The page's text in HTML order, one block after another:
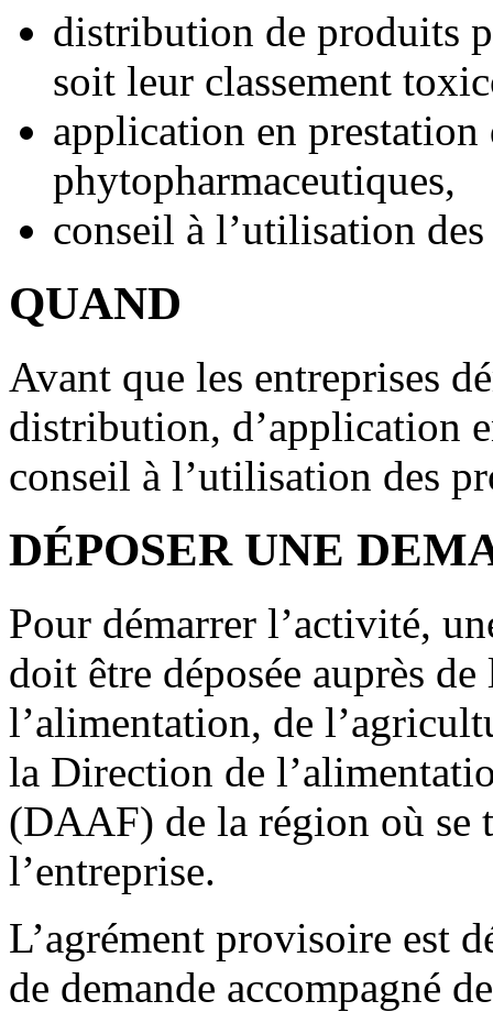
distribution de produits
soit leur classement
application en
phytopharmaceutiques,
conseil à l’utilisation
QUAND
Avant que les entreprises
distribution, d’application
conseil à l’utilisation des
DÉPOSER UNE
Pour démarrer l’activité,
doit être déposée auprès
l’alimentation, de
la Direction de
(DAAF) de la région où se
l’entreprise.
L’agrément provisoire est
de demande accompagné